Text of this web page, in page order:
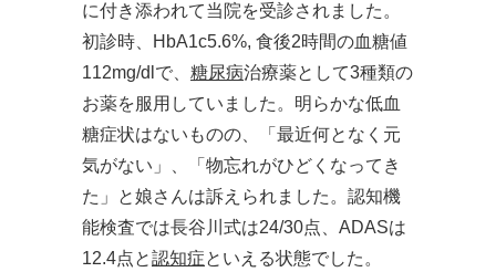
に付き添われて当院を受診されました。
初診時、HbA1c5.6%, 食後2時間の血糖値
112mg/dlで、 糖尿病治療薬として3種類の
お薬を服用していました。明らかな低血
糖症状はないものの、「最近何となく元
気がない」、「物忘れがひどくなってき
た」と娘さんは訴えられました。認知機
能検査では長谷川式は24/30点、ADASは
12.4点と認知症といえる状態でした。